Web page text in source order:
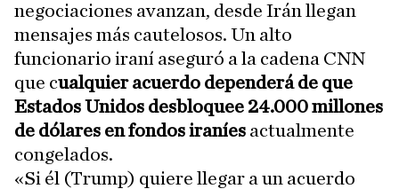
negociaciones avanzan, desde Irán llegan
mensajes más cautelosos. Un alto
funcionario iraní aseguró a la cadena CNN
que cualquier acuerdo dependerá de que
Estados Unidos desbloquee 24.000 millones
de dólares en fondos iraníes actualmente
congelados.
«Si él (Trump) quiere llegar a un acuerdo